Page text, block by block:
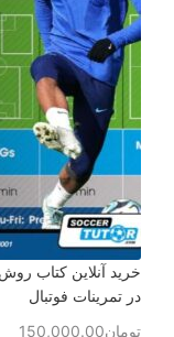
خرید آنلاین کتاب
در تمرینات فوتبال
تومان150,000.00